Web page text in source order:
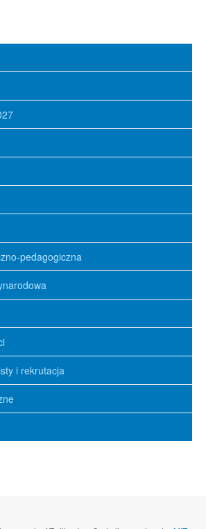
pedagogiczna
i rekrutacja